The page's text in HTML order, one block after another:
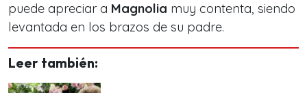
puede apreciar a Magnolia muy contenta, siendo
levantada en los brazos de su padre.
Leer también: